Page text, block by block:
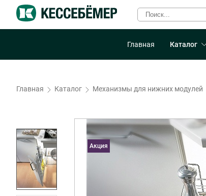
Главная Каталог
Главная Каталог Механизмы для нижних модулей
Акция